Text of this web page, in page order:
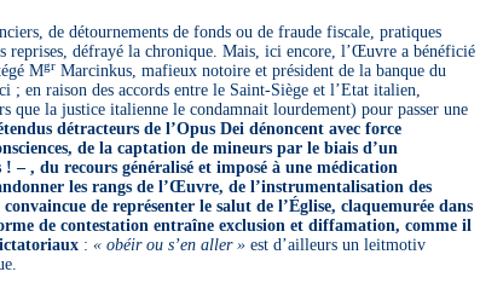
de détournements de fonds ou de fraude fiscale, pratiques
reprises, défrayé la chronique. Mais, ici encore, l’Œuvre a bénéficié
MgrMarcinkus, mafieux notoire et président de la banque du
en raison des accords entre le Saint-Siège et l’Etat italien,
que la justice italienne le condamnait lourdement) pour passer une
détracteurs de l’Opus Dei dénoncent avec force
de la captation de mineurs par le biais d’un
– , du recours généralisé et imposé à une médication
les rangs de l’Œuvre, de l’instrumentalisation des
de représenter le salut de l’Église, claquemurée dans
de contestation entraîne exclusion et diffamation, comme il
: « obéir ou s’en aller »est d’ailleurs un leitmotiv